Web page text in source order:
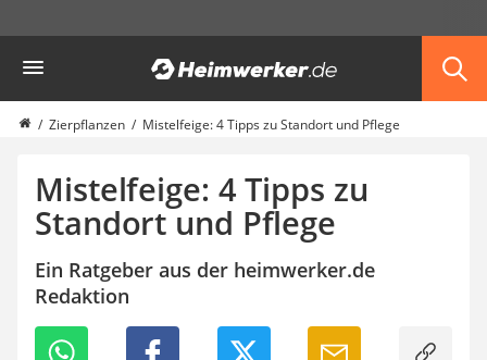
Garten
Akku-Laubsauger
Faltpavillon
Schlauchtrommel
Solar-Lichterkette außen
Teleskopleiter
Pavillon
Sichtschutzstreifen
Akku-Laubbläser
Akku-Vertikutierer
Zierpflanzen Mistelfeige: 4 Tipps zu Standort und Pflege
Mistelfeige: 4 Tipps zu
Standort und Pflege
Ein Ratgeber aus der heimwerker.de
Redaktion